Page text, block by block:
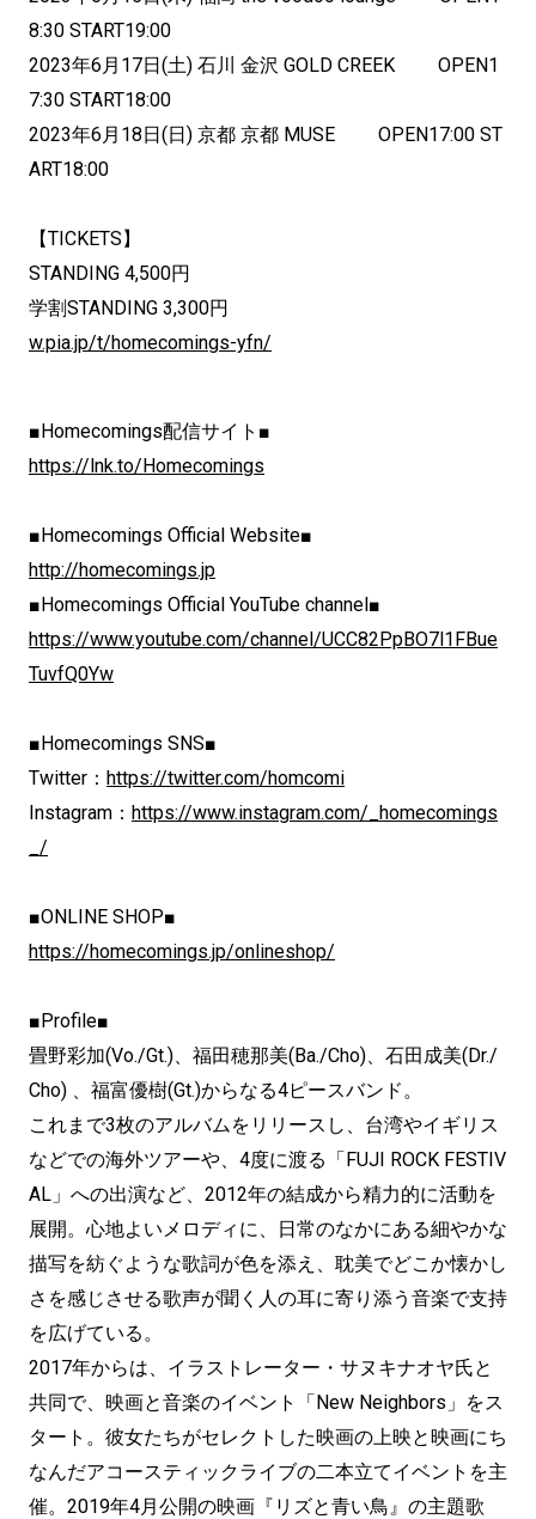
8:30 START19:00
2023年6月17日(土) 石川 金沢 GOLD CREEK OPEN1
7:30 START18:00
2023年6月18日(日) 京都 京都 MUSE OPEN17:00 ST
ART18:00
【TICKETS】
STANDING 4,500円
学割STANDING 3,300円
w.pia.jp/t/homecomings-yfn/
■Homecomings配信サイト■
https://lnk.to/Homecomings
■Homecomings Official Website■
http://homecomings.jp
■Homecomings Official YouTube channel■
https://www.youtube.com/channel/UCC82PpBO7l1FBue
TuvfQ0Yw
■Homecomings SNS■
Twitter： https://twitter.com/homcomi
Instagram： https://www.instagram.com/_homecomings
_/
■ONLINE SHOP■
https://homecomings.jp/onlineshop/
■Profile■
畳野彩加(Vo./Gt.)、福田穂那美(Ba./Cho)、石田成美(Dr./
Cho) 、福富優樹(Gt.)からなる4ピースバンド。
これまで3枚のアルバムをリリースし、台湾やイギリス
などでの海外ツアーや、4度に渡る「FUJI ROCK FESTIV
AL」への出演など、2012年の結成から精力的に活動を
展開。心地よいメロディに、日常のなかにある細やかな
描写を紡ぐような歌詞が色を添え、耽美でどこか懐かし
さを感じさせる歌声が聞く人の耳に寄り添う音楽で支持
を広げている。
2017年からは、イラストレーター・サヌキナオヤ氏と
共同で、映画と音楽のイベント「New Neighbors」をス
タート。彼女たちがセレクトした映画の上映と映画にち
なんだアコースティックライブの二本立てイベントを主
催。2019年4月公開の映画『リズと青い鳥』の主題歌